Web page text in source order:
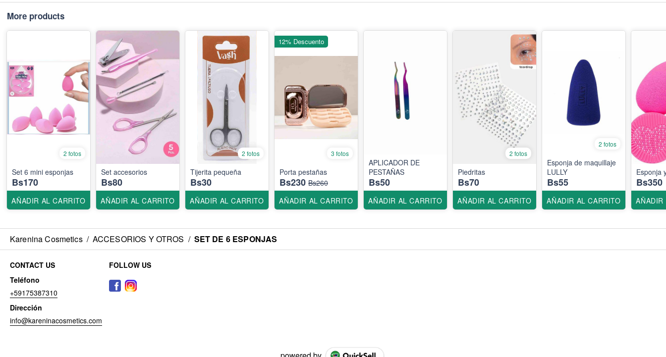
More products
2 fotos
Set 6 mini esponjas
Bs170
AÑADIR AL CARRITO
Set accesorios
Bs80
AÑADIR AL CARRITO
2 fotos
Tijerita pequeña
Bs30
AÑADIR AL CARRITO
3 fotos
Porta pestañas
Bs230 Bs260
AÑADIR AL CARRITO
12% Descuento
APLICADOR DE
PESTAÑAS
Bs50
AÑADIR AL CARRITO
2 fotos
Piedritas
Bs70
AÑADIR AL CARRITO
2 fotos
Esponja de maquillaje
LULLY
Bs55
AÑADIR AL CARRITO
Esponja
Bs350
AÑADIR
Karenina Cosmetics / ACCESORIOS Y OTROS / SET DE 6 ESPONJAS
CONTACT US
Teléfono
+59175387310
Dirección
info@kareninacosmetics.com
FOLLOW US